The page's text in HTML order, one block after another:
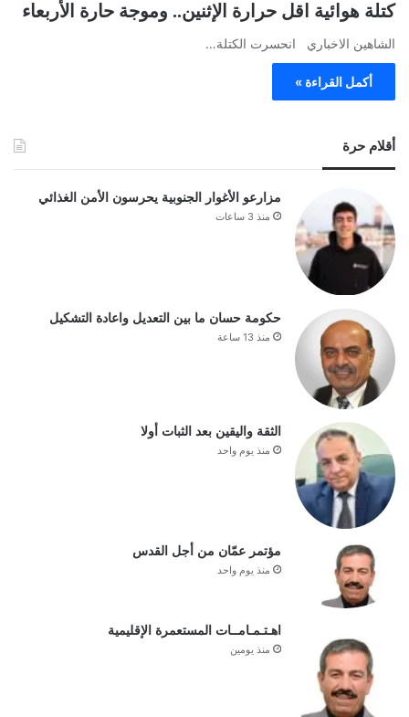
كتلة هوائية اقل حرارة الإثنين.. وموجة حارة الأربعاء
الشاهين الاخباري انحسرت الكتلة…
أكمل القراءة »
أقلام حرة
مزارعو الأغوار الجنوبية يحرسون الأمن الغذائي
منذ 3 ساعات
حكومة حسان ما بين التعديل واعادة التشكيل
منذ 13 ساعة
الثقة واليقين بعد الثبات أولا
منذ يوم واحد
مؤتمر عمّان من أجل القدس
منذ يوم واحد
اهـتـمـامــات المستعمرة الإقليمية
منذ يومين